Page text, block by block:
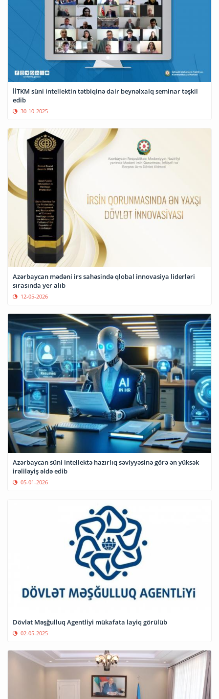
İİTKM süni intellektin tətbiqinə dair beynəlxalq seminar təşkil
edib
30-10-2025
Azərbaycan mədəni irs sahəsində qlobal innovasiya liderləri
sırasında yer alıb
12-05-2026
Azərbaycan süni intellektə hazırlıq səviyyəsinə görə ən yüksək
irəliləyiş əldə edib
05-01-2026
Dövlət Məşğulluq Agentliyi mükafata layiq görülüb
02-05-2025